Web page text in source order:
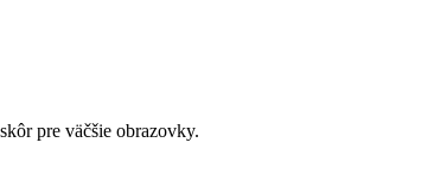
pre väčšie obrazovky.